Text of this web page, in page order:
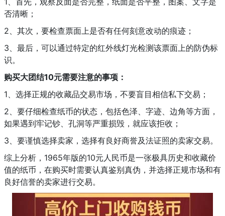
否清晰；
2、其次，要检查票面上是否有任何刻意改动的痕迹；
3、最后，可以通过特定的红外线灯光检测该票面上的防伪标
识。
购买大团结10元需要注意的事项：
1、选择正规的收藏品交易市场，不要盲目相信私下交易；
2、要仔细检查纸币的状态，包括色泽、字迹、边角等方面，
如果遇到牢记钞、孔洞等严重损毁，就应该拒收；
3、要谨慎选择卖家，选择有良好商誉及法证照的卖家交易。
综上分析，1965年版的10元人民币是一张极具历史和收藏价
值的纸币，在购买时需要认真鉴别真伪，并选择正规市场和有
良好信誉的卖家进行交易。